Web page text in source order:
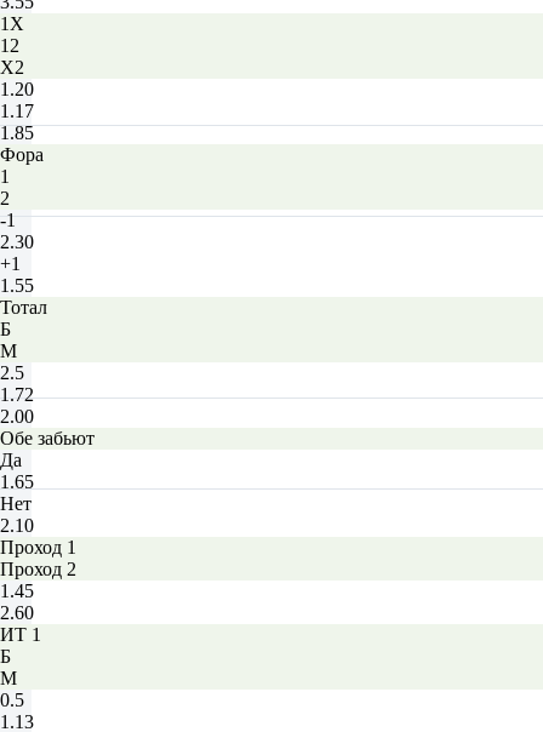
1X
12
X2
1.20
1.17
1.85
Фора
1
2
-1
2.30
+1
1.55
Тотал
Б
М
2.5
1.72
2.00
Обе забьют
Да
1.65
Нет
2.10
Проход 1
Проход 2
1.45
2.60
ИТ 1
Б
М
0.5
1.13